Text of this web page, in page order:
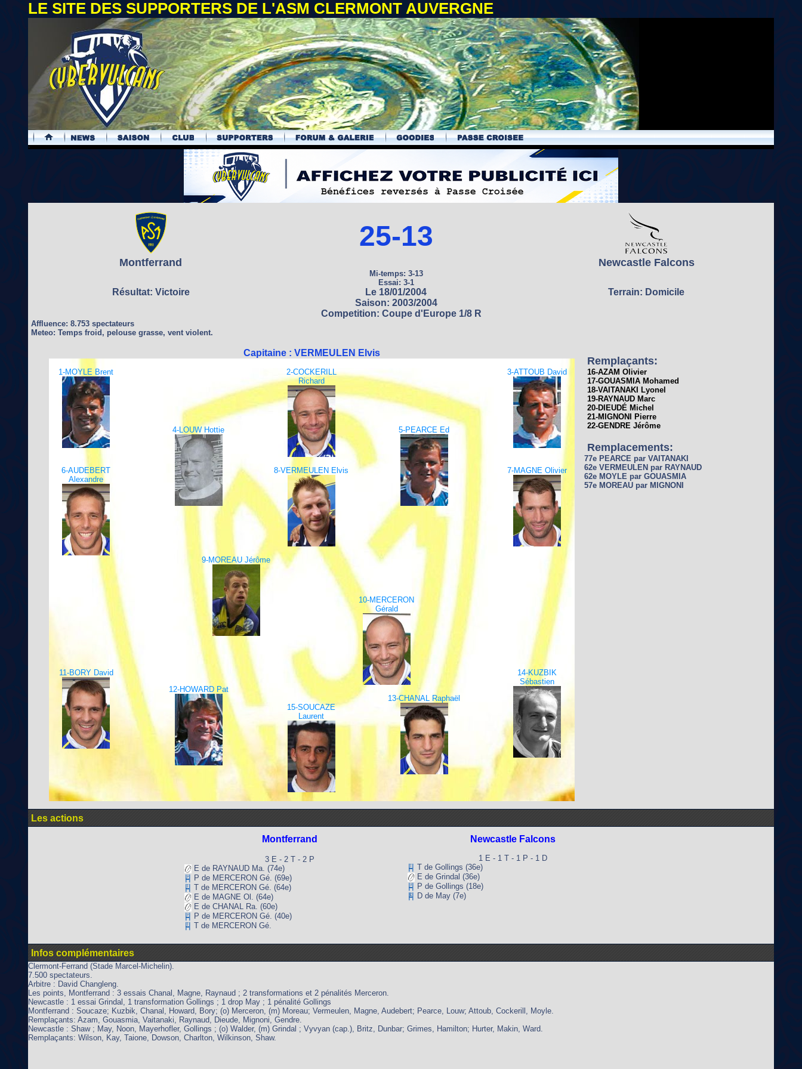
LE SITE DES SUPPORTERS DE L'ASM CLERMONT AUVERGNE
.
Montferrand
25-13
Newcastle Falcons
Mi-temps: 3-13
Essai: 3-1
Résultat: Victoire Le 18/01/2004
Terrain: Domicile
Saison: 2003/2004
Competition: Coupe d'Europe 1/8 R
Affluence: 8.753 spectateurs
Meteo: Temps froid, pelouse grasse, vent violent.
Capitaine : VERMEULEN Elvis
1-MOYLE Brent
2-COCKERILL
Richard
3-ATTOUB David
4-LOUW Hottie 5-PEARCE Ed
6-AUDEBERT
Alexandre
8-VERMEULEN Elvis 7-MAGNE Olivier
9-MOREAU Jérôme
10-MERCERON
Gérald
11-BORY David
14-KUZBIK
Sébastien
12-HOWARD Pat
13-CHANAL Raphaël
15-SOUCAZE
Laurent
Remplaçants:
16-AZAM Olivier
17-GOUASMIA Mohamed
18-VAITANAKI Lyonel
19-RAYNAUD Marc
20-DIEUDÉ Michel
21-MIGNONI Pierre
22-GENDRE Jérôme
Remplacements:
77e PEARCE par VAITANAKI
62e VERMEULEN par RAYNAUD
62e MOYLE par GOUASMIA
57e MOREAU par MIGNONI
Les actions
Montferrand
3 E - 2 T - 2 P
E de RAYNAUD Ma. (74e)
P de MERCERON Gé. (69e)
T de MERCERON Gé. (64e)
E de MAGNE Ol. (64e)
E de CHANAL Ra. (60e)
P de MERCERON Gé. (40e)
T de MERCERON Gé.
Newcastle Falcons
1 E - 1 T - 1 P - 1 D
T de Gollings (36e)
E de Grindal (36e)
P de Gollings (18e)
D de May (7e)
Infos complémentaires
Clermont-Ferrand (Stade Marcel-Michelin).
7.500 spectateurs.
Arbitre : David Changleng.
Les points, Montferrand : 3 essais Chanal, Magne, Raynaud ; 2 transformations et 2 pénalités Merceron.
Newcastle : 1 essai Grindal, 1 transformation Gollings ; 1 drop May ; 1 pénalité Gollings
Montferrand : Soucaze; Kuzbik, Chanal, Howard, Bory; (o) Merceron, (m) Moreau; Vermeulen, Magne, Audebert; Pearce, Louw; Attoub, Cockerill, Moyle.
Remplaçants: Azam, Gouasmia, Vaitanaki, Raynaud, Dieude, Mignoni, Gendre.
Newcastle : Shaw ; May, Noon, Mayerhofler, Gollings ; (o) Walder, (m) Grindal ; Vyvyan (cap.), Britz, Dunbar; Grimes, Hamilton; Hurter, Makin, Ward.
Remplaçants: Wilson, Kay, Taione, Dowson, Charlton, Wilkinson, Shaw.